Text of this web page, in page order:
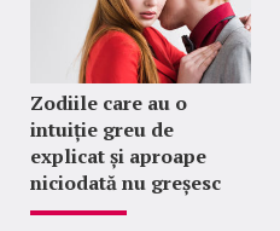
Zodiile care au o
intuiție greu de
explicat și aproape
niciodată nu greșesc